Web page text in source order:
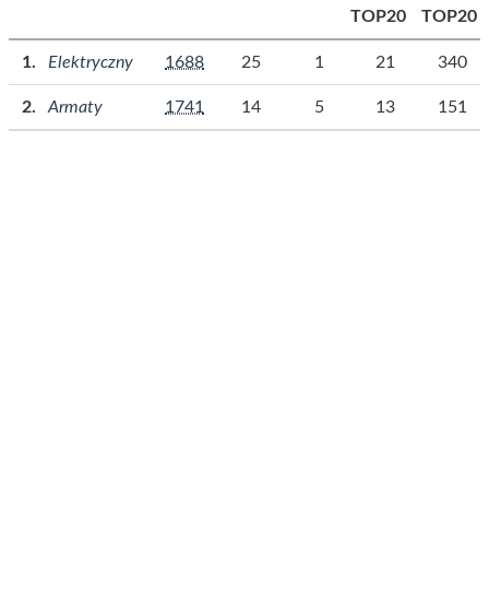
TOP20
TOP20
Elektryczny 1688 25 1 21 340
Armaty 1741 14 5 13 151